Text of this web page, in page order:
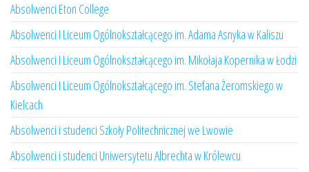
Absolwenci Eton College
Absolwenci I Liceum Ogólnokształcącego im. Adama Asnyka w Kaliszu
Absolwenci I Liceum Ogólnokształcącego im. Mikołaja Kopernika w Łodzi
Absolwenci I Liceum Ogólnokształcącego im. Stefana Żeromskiego w
Kielcach
Absolwenci i studenci Szkoły Politechnicznej we Lwowie
Absolwenci i studenci Uniwersytetu Albrechta w Królewcu